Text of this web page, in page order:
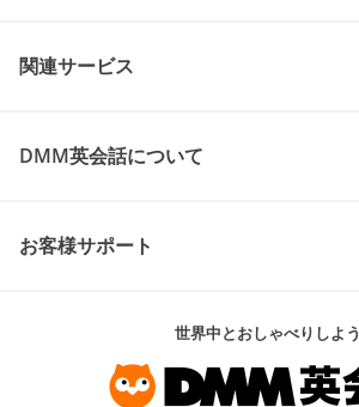
関連サービス
DMM英会話について
お客様サポート
世界中とおしゃべりしよう